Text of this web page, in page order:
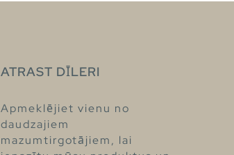
ATRAST DĪLERI
Apmeklējiet vienu no
daudzajiem
mazumtirgotājiem, lai